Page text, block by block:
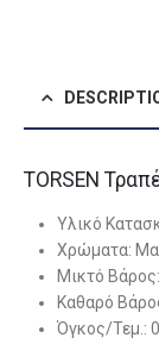
TORSEN
Υλικό
Χρώματα:
Μικτό Βάρος:
Καθαρό
Όγκος/Τεμ.: